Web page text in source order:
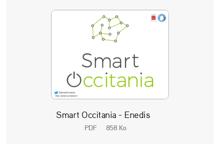
Smart Occitania - Enedis
PDF 858 Ko